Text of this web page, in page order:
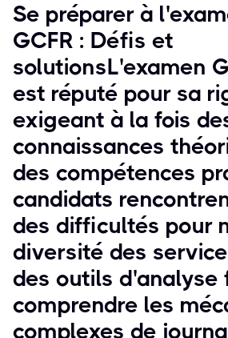
Se préparer à
GCFR : Défis et
solutionsL'examen
est réputé pour sa
exigeant à la fois
connaissances
des compétences
candidats
des difficultés pour
diversité des
des outils d'analyse
comprendre les
complexes de